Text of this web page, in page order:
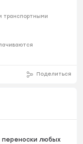
транспортными
Поделиться
переноски любых